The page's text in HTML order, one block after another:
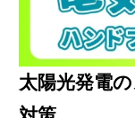
太陽光発電